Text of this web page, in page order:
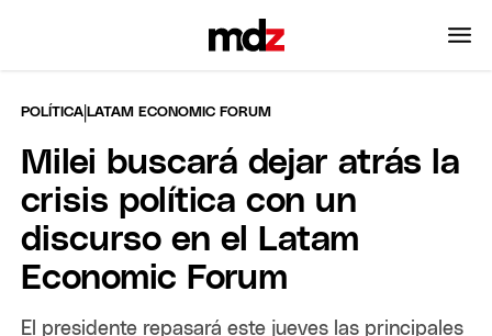
POLÍTICA |LATAM ECONOMIC FORUM
Milei buscará dejar atrás la
crisis política con un
discurso en el Latam
Economic Forum
El presidente repasará este jueves las principales